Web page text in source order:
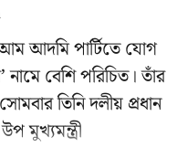
আদমি পার্টিতেযোগ
বেশি পরিচিত। তাঁর
তিনি দলীয় প্রধান
মুখ্যমন্ত্রী